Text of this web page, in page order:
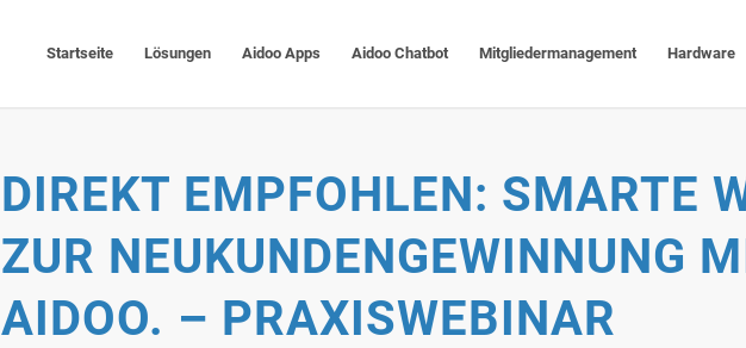
Startseite Lösungen Aidoo Apps Aidoo Chatbot Mitgliedermanagement Hardware
DIREKT EMPFOHLEN: SMARTE
ZUR NEUKUNDENGEWINNUNG
AIDOO. – PRAXISWEBINAR